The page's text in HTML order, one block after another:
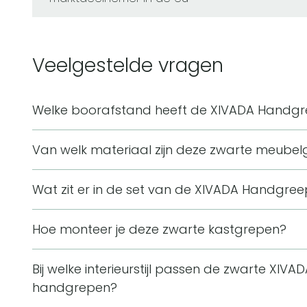
Veelgestelde vragen
Welke boorafstand heeft de XIVADA
mm, met een breedte van 40 mm en een hoogte
Van welk materiaal zijn deze zwarte
materiaal is roestvrij en vochtbestendig,
meubels in de keuken of badkamer.
Wat zit er in de set van de XIVADA
boormal. Daarmee is het pakket compleet voor
Hoe monteer je deze zwarte kastgrepen?
juiste maat meet je de afstand tussen het midden
Bij welke interieurstijl passen de zwarte
handgrepen?